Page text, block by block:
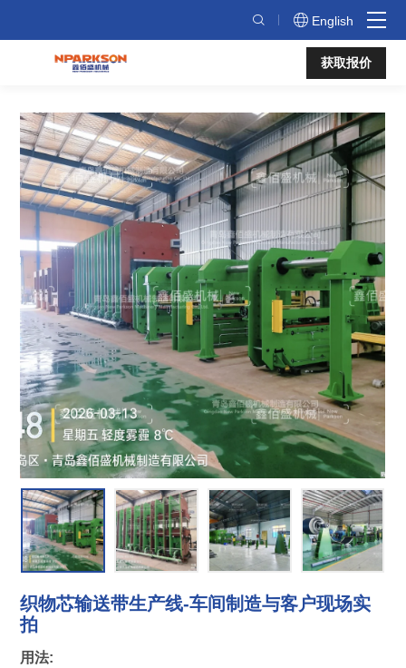
物
输
送
带
生
产
线-
车
间
制
造
与
客
户
现
场
实
拍
English
获取报价
织物芯输送带生产线-车间制造与客户现场实
拍
用法: